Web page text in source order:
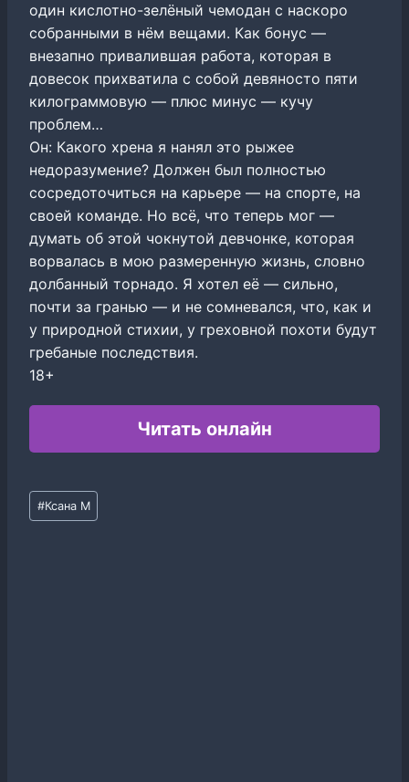
один кислотно-зелёный чемодан с наскоро
собранными в нём вещами. Как бонус ―
внезапно привалившая работа, которая в
довесок прихватила с собой девяносто пяти
килограммовую ― плюс минус ― кучу
проблем…
Он: Какого хрена я нанял это рыжее
недоразумение? Должен был полностью
сосредоточиться на карьере ― на спорте, на
своей команде. Но всё, что теперь мог ―
думать об этой чокнутой девчонке, которая
ворвалась в мою размеренную жизнь, словно
долбанный торнадо. Я хотел её ― сильно,
почти за гранью ― и не сомневался, что, как и
у природной стихии, у греховной похоти будут
гребаные последствия.
18+
Читать онлайн
Метки
записи:
#Ксана М